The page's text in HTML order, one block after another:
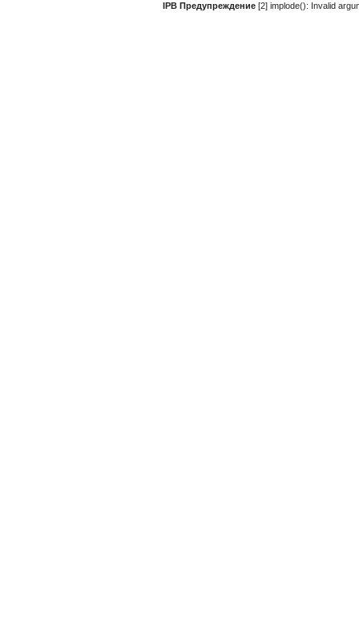
IPB Предупреждение[2] implode(): Invalid